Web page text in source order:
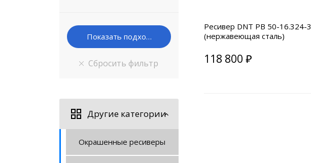
Другие категории
Окрашенные ресиверы
Ресивер DNT РВ 50-16.324-3
(нержавеющая сталь)
118 800 ₽